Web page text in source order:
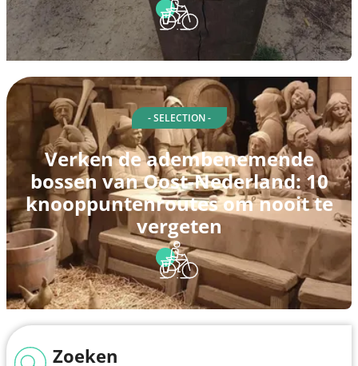
- SELECTION -
Verken de adembenemende
bossen van Oost-Nederland: 10
knooppuntenroutes om nooit te
vergeten
Zoeken